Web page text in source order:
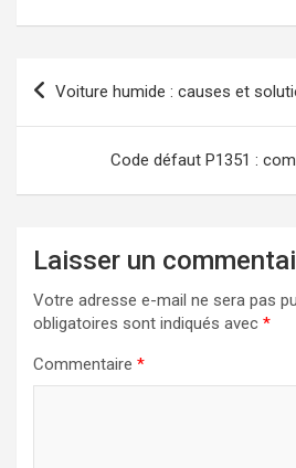
Navigation
de
Voiture humide : causes et
Code défaut P1351 :
Laisser un
Votre adresse e-mail ne sera pas
obligatoires sont indiqués avec *
Commentaire *